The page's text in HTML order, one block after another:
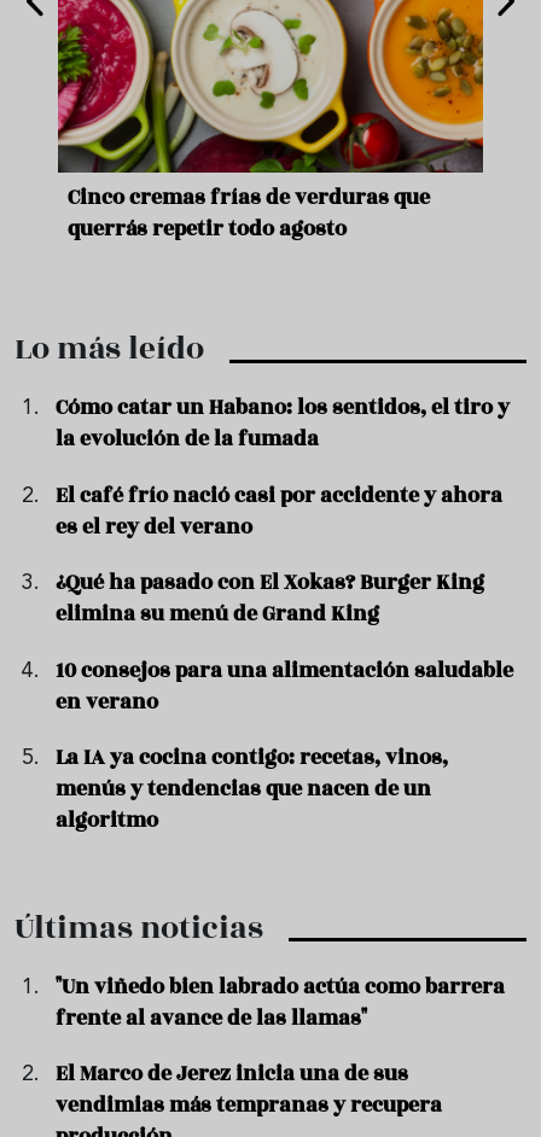
Cinco cremas frías de verduras que
querrás repetir todo agosto
Lo más leído
Cómo catar un Habano: los sentidos, el tiro y
la evolución de la fumada
El café frío nació casi por accidente y ahora
es el rey del verano
¿Qué ha pasado con El Xokas? Burger King
elimina su menú de Grand King
10 consejos para una alimentación saludable
en verano
La IA ya cocina contigo: recetas, vinos,
menús y tendencias que nacen de un
algoritmo
Últimas noticias
"Un viñedo bien labrado actúa como barrera
frente al avance de las llamas"
El Marco de Jerez inicia una de sus
vendimias más tempranas y recupera